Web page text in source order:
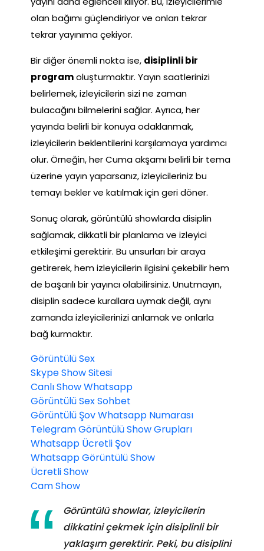
olan bağımı güçlendiriyor ve onları tekrar
tekrar yayınıma çekiyor.
Bir diğer önemli nokta ise, disiplinli bir
programoluşturmaktır. Yayın saatlerinizi
belirlemek, izleyicilerin sizi ne zaman
bulacağını bilmelerini sağlar. Ayrıca, her
yayında belirli bir konuya odaklanmak,
izleyicilerin beklentilerini karşılamaya yardımcı
olur. Örneğin, her Cuma akşamı belirli bir tema
üzerine yayın yaparsanız, izleyicileriniz bu
temayı bekler ve katılmak için geri döner.
Sonuç olarak, görüntülü showlarda disiplin
sağlamak, dikkatli bir planlama ve izleyici
etkileşimi gerektirir. Bu unsurları bir araya
getirerek, hem izleyicilerin ilgisini çekebilir hem
de başarılı bir yayıncı olabilirsiniz. Unutmayın,
disiplin sadece kurallara uymak değil, aynı
zamanda izleyicilerinizi anlamak ve onlarla
bağ kurmaktır.
Görüntülü Sex
Skype Show Sitesi
Canlı Show Whatsapp
Görüntülü Sex Sohbet
Görüntülü Şov Whatsapp Numarası
Telegram Görüntülü Show Grupları
Whatsapp Ücretli Şov
Whatsapp Görüntülü Show
Ücretli Show
Cam Show
Görüntülü showlar, izleyicilerin
dikkatini çekmek için disiplinli bir
yaklaşım gerektirir. Peki, bu disiplini